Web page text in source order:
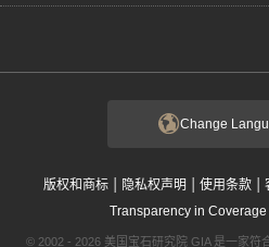
Change
版权和商标 | 隐私权声明 | 使用条款 |
Transparency in Coverage
© 2002 - 2026 美国宝石研究院 GIA 是一家符